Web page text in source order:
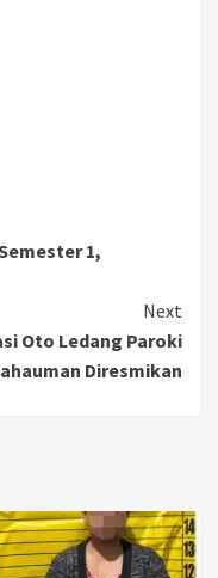
1,
Next
Oto Ledang Paroki
Diresmikan